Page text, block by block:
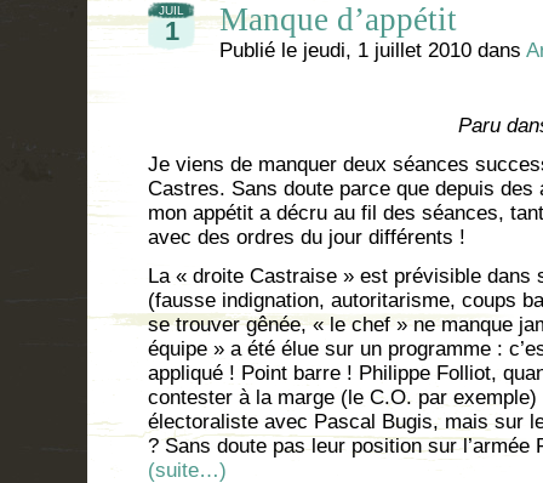
JUIL
1 Manque d’appétit
Publié le jeudi, 1 juillet 2010 dans
Paru
Je viens de manquer deux séances
Castres. Sans doute parce que depuis
mon appétit a décru au fil des séances,
avec des ordres du jour différents !
La « droite Castraise » est prévisible
(fausse indignation, autoritarisme, coups
se trouver gênée, « le chef » ne manque
équipe » a été élue sur un programme :
appliqué ! Point barre ! Philippe Folliot,
contester à la marge (le C.O. par
électoraliste avec Pascal Bugis, mais sur
? Sans doute pas leur position sur l’armée
(suite…)